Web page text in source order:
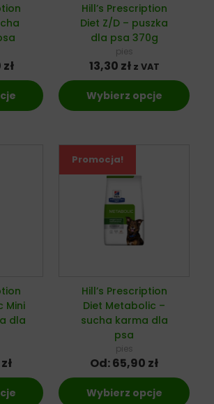
zł
Hill’s Prescription
Diet Z/D – puszka
dla psa 370g
pies
13,30 zł z VAT
Wybierz opcje
Mini
dla
zł
Promocja!
Hill’s Prescription
Diet Metabolic –
sucha karma dla
psa
pies
Od:65,90 zł
Wybierz opcje